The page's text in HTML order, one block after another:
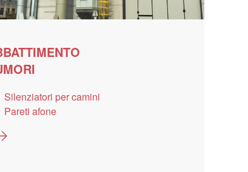
Silenziatori per camini
Pareti afone